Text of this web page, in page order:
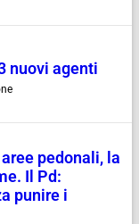
nuovi agenti
pedonali, la
Il Pd:
punire i